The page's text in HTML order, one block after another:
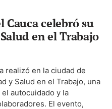
celebró su
en el Trabajo
realizó en la ciudad de
y Salud en el Trabajo, una
autocuidado y la
El evento,